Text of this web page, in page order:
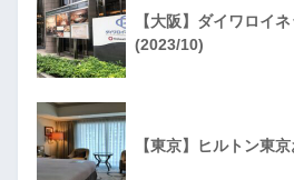
【大阪】ダイワロイ
(2023/10)
【東京】ヒルトン東